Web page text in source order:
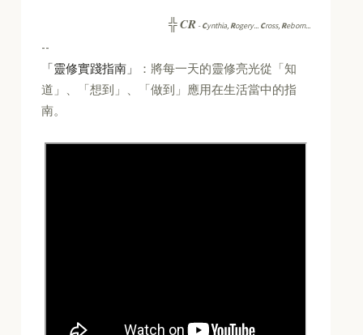
╬CR -Cynthia, Rogery... Cross, Reborn...
--
「靈修實踐指南」
：將每一天的靈修亮光從「知
道」、「想到」、「做到」應用在生活當中的指
南。